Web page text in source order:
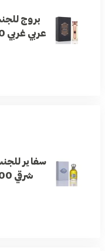
بروج
عربي غربي 90 مل
سفاير
شرقي 100 مل